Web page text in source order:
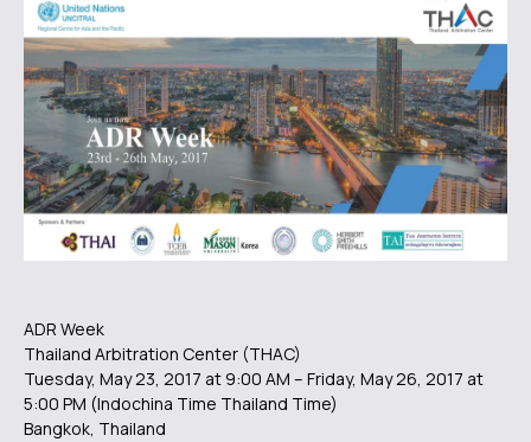
ADR Week
Thailand Arbitration Center (THAC)
Tuesday, May 23, 2017 at 9:00 AM – Friday, May 26, 2017 at
5:00 PM (Indochina Time Thailand Time)
Bangkok, Thailand